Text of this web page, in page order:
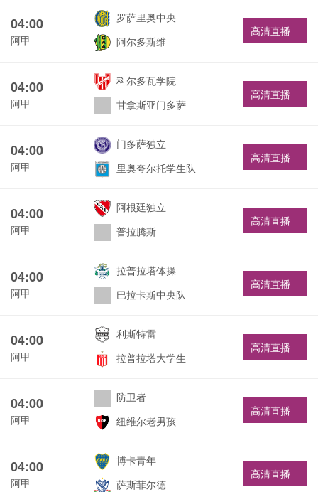
04:00
阿甲
罗萨里奥中央
阿尔多斯维
高清直播
04:00
阿甲
科尔多瓦学院
甘拿斯亚门多萨
高清直播
04:00
阿甲
门多萨独立
里奥夸尔托学生队
高清直播
04:00
阿甲
阿根廷独立
普拉腾斯
高清直播
04:00
阿甲
拉普拉塔体操
巴拉卡斯中央队
高清直播
04:00
阿甲
利斯特雷
拉普拉塔大学生
高清直播
04:00
阿甲
防卫者
纽维尔老男孩
高清直播
04:00
阿甲
博卡青年
萨斯菲尔德
高清直播